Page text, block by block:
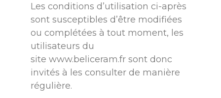
Les conditions d’utilisation ci-après
sont susceptibles d’être modifiées
ou complétées à tout moment, les
utilisateurs du
site www.beliceram.fr sont donc
invités à les consulter de manière
régulière.